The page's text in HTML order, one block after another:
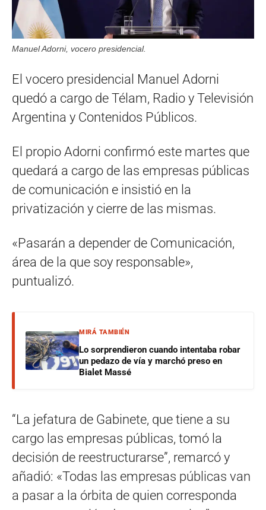
Manuel Adorni, vocero presidencial.
El vocero presidencial Manuel Adorni
quedó a cargo de Télam, Radio y Televisión
Argentina y Contenidos Públicos.
El propio Adorni confirmó este martes que
quedará a cargo de las empresas públicas
de comunicación e insistió en la
privatización y cierre de las mismas.
«Pasarán a depender de Comunicación,
área de la que soy responsable»,
puntualizó.
MIRÁ TAMBIÉN
Lo sorprendieron cuando intentaba robar
un pedazo de vía y marchó preso en
Bialet Massé
“La jefatura de Gabinete, que tiene a su
cargo las empresas públicas, tomó la
decisión de reestructurarse”, remarcó y
añadió: «Todas las empresas públicas van
a pasar a la órbita de quien corresponda